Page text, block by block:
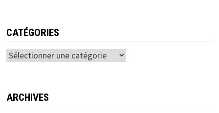
CATÉGORIES
Catégories
ARCHIVES